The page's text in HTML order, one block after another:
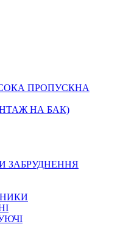
КЛЕМ, АКСЕСУАРІВ
МАНОМЕТРИ
ПАЯЛЬНІ ЛАМПИ
АКСЕСУАРИ
ПРОПУСКНА
НА БАК)
ЗАБРУДНЕННЯ